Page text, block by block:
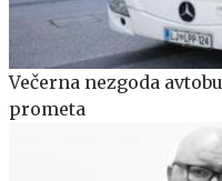
Večerna nezgoda
prometa